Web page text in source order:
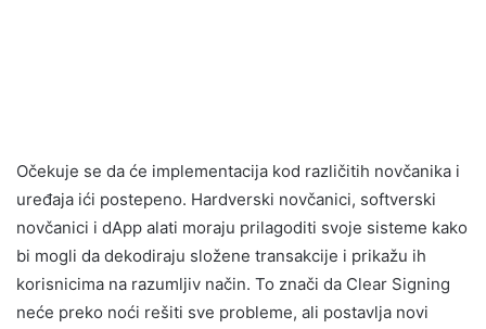
Očekuje se da će implementacija kod različitih novčanika i
uređaja ići postepeno. Hardverski novčanici, softverski
novčanici i dApp alati moraju prilagoditi svoje sisteme kako
bi mogli da dekodiraju složene transakcije i prikažu ih
korisnicima na razumljiv način. To znači da Clear Signing
neće preko noći rešiti sve probleme, ali postavlja novi